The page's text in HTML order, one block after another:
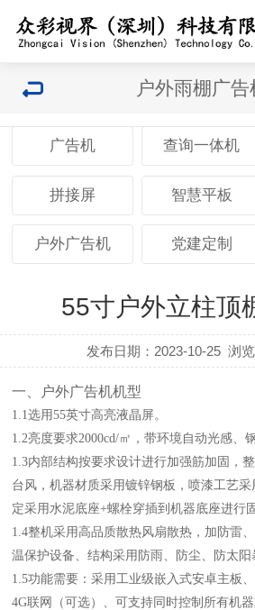
户外雨棚广告
广告机 查询一体机
拼接屏 智慧平板
户外广告机 党建定制
55寸户外立柱顶
发布日期：2023-10-25 浏
一 、户外广告机机型
1 .1选用55英寸高亮液晶屏。
1 .2亮度要求2000cd/㎡，带环境自动光感、
1 .3内部结构按要求设计进行加强筋加固，
台风，机器材质采用镀锌钢板，喷漆工艺采
定采用水泥底座+螺栓穿插到机器底座进行
1 .4整机采用高品质散热风扇散热，加防雷
温保护设备、结构采用防雨、防尘、防太阳
1 .5功能需要：采用工业级嵌入式安卓主板
4G联网 （可选）
、可支持同时控制所有机